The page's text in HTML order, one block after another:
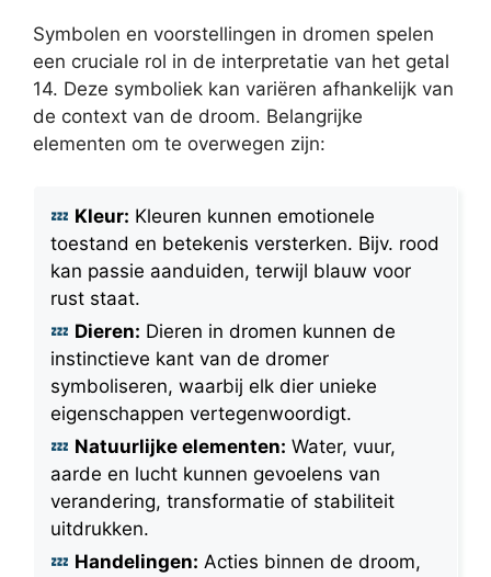
Symbolen en voorstellingen in dromen spelen
een cruciale rol in de interpretatie van het getal
14. Deze symboliek kan variëren afhankelijk van
de context van de droom. Belangrijke
elementen om te overwegen zijn:
Kleur: Kleuren kunnen emotionele
toestand en betekenis versterken. Bijv. rood
kan passie aanduiden, terwijl blauw voor
rust staat.
Dieren: Dieren in dromen kunnen de
instinctieve kant van de dromer
symboliseren, waarbij elk dier unieke
eigenschappen vertegenwoordigt.
Natuurlijke elementen: Water, vuur,
aarde en lucht kunnen gevoelens van
verandering, transformatie of stabiliteit
uitdrukken.
Handelingen: Acties binnen de droom,